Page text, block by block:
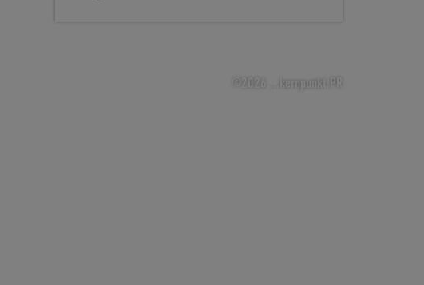
©2026 ...kernpunkt.PR